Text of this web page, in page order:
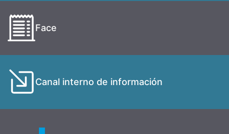
Face
Canal interno de información